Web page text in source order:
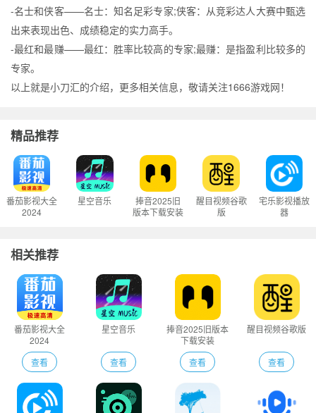
-名士和侠客——名士：知名足彩专家;侠客：从竞彩达人大赛中甄选
出来表现出色、成绩稳定的实力高手。
-最红和最赚——最红：胜率比较高的专家;最赚：是指盈利比较多的
专家。
以上就是小刀汇的介绍，更多相关信息，敬请关注1666游戏网！
精品推荐
番茄影视大全
2024
星空音乐
捧音2025旧
版本下载安装
醒目视频谷歌
版
宅乐影视播放
器
相关推荐
番茄影视大全
2024
查看
星空音乐
查看
捧音2025旧版本
下载安装
查看
醒目视频谷歌版
查看